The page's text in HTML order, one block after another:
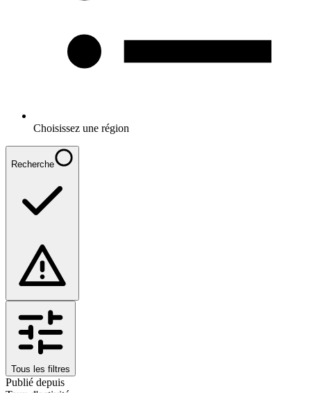
Choisissez une région
Recherche
Tous les filtres
Publié depuis